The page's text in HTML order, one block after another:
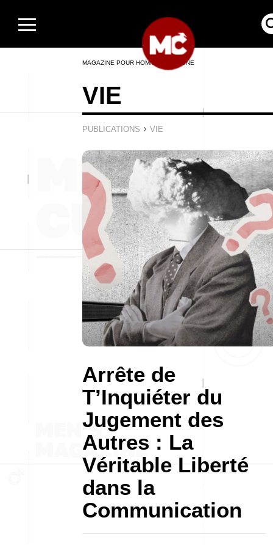
MAGAZINE POUR HOMMES EN LIGNE
VIE
PUBLICATIONS › VIE
Arrête de
T’Inquiéter du
Jugement des
Autres : La
Véritable Liberté
dans la
Communication